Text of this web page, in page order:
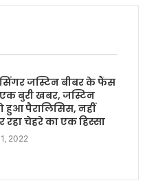
जस्टिन बीबर के फैंस
बुरी खबर, जस्टिन
हुआ पैरालिसिस, नहीं
चेहरे का एक हिस्सा
2022